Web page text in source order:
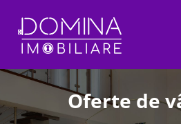
Oferte de